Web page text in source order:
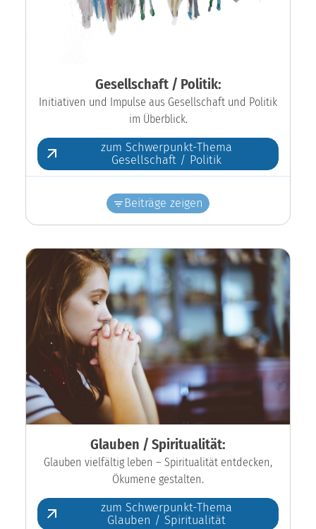
Gesellschaft / Politik:
Initiativen und Impulse aus Gesellschaft und Politik
im Überblick.
zum Schwerpunkt-Thema
Gesellschaft / Politik
Beiträge zeigen
Glauben / Spiritualität:
Glauben vielfältig leben – Spiritualität entdecken,
Ökumene gestalten.
zum Schwerpunkt-Thema
Glauben / Spiritualität